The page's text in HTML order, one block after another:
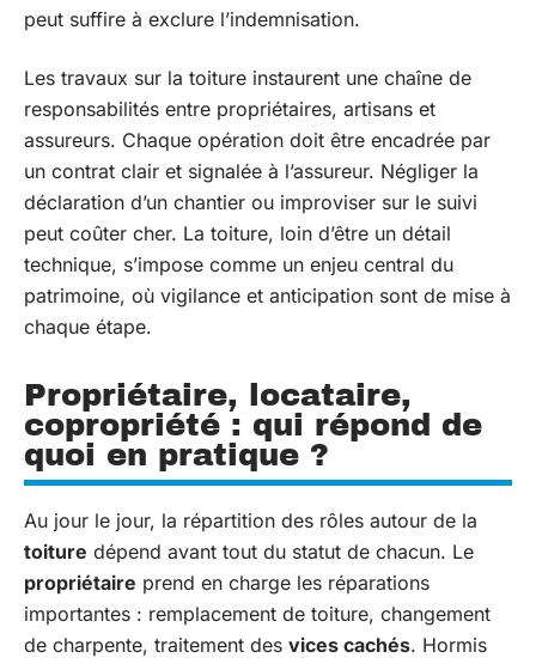
peut suffire à exclure l’indemnisation.
Les travaux sur la toiture instaurent une chaîne de
responsabilités entre propriétaires, artisans et
assureurs. Chaque opération doit être encadrée par
un contrat clair et signalée à l’assureur. Négliger la
déclaration d’un chantier ou improviser sur le suivi
peut coûter cher. La toiture, loin d’être un détail
technique, s’impose comme un enjeu central du
patrimoine, où vigilance et anticipation sont de mise à
chaque étape.
Propriétaire, locataire,
copropriété : qui répond de
quoi en pratique ?
Au jour le jour, la répartition des rôles autour de la
toiture dépend avant tout du statut de chacun. Le
propriétaire prend en charge les réparations
importantes : remplacement de toiture, changement
de charpente, traitement des vices cachés. Hormis